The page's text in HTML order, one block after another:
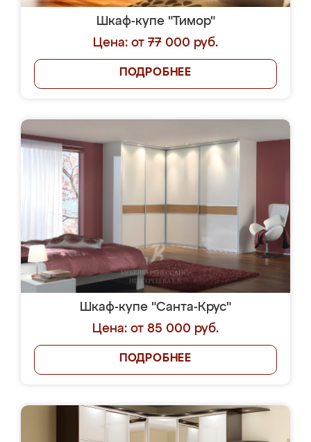
Шкаф-купе "Тимор"
Цена: от 77 000 руб.
ПОДРОБНЕЕ
Шкаф-купе "Санта-Крус"
Цена: от 85 000 руб.
ПОДРОБНЕЕ